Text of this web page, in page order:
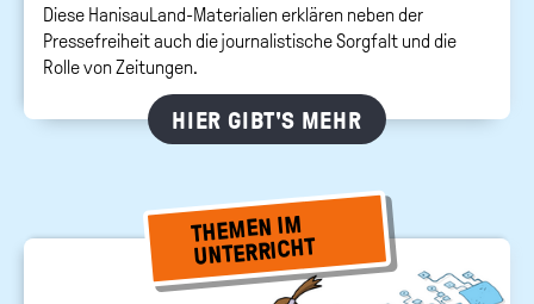
Diese HanisauLand-Materialien erklären neben der
Pressefreiheit auch die journalistische Sorgfalt und die
Rolle von Zeitungen.
HIER GIBT'S MEHR
THEMEN IM
UNTERRICHT